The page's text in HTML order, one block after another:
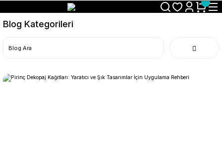
Size Özel "HG10" Koduyla Sepette Hemen %10 İndirimi Kaçırma
Blog Kategorileri